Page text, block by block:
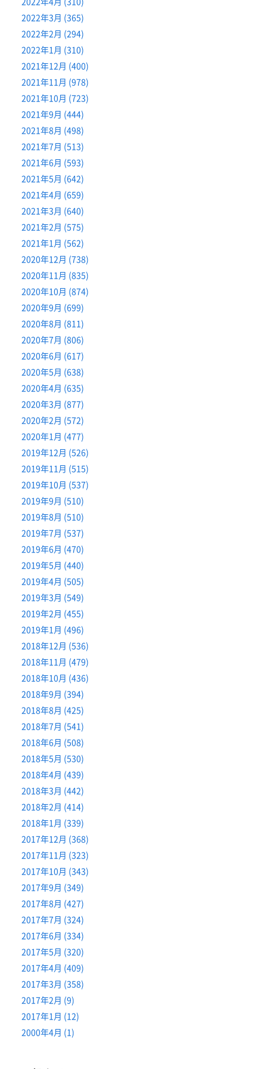
2022年3月 (365)
2022年2月 (294)
2022年1月 (310)
2021年12月 (400)
2021年11月 (978)
2021年10月 (723)
2021年9月 (444)
2021年8月 (498)
2021年7月 (513)
2021年6月 (593)
2021年5月 (642)
2021年4月 (659)
2021年3月 (640)
2021年2月 (575)
2021年1月 (562)
2020年12月 (738)
2020年11月 (835)
2020年10月 (874)
2020年9月 (699)
2020年8月 (811)
2020年7月 (806)
2020年6月 (617)
2020年5月 (638)
2020年4月 (635)
2020年3月 (877)
2020年2月 (572)
2020年1月 (477)
2019年12月 (526)
2019年11月 (515)
2019年10月 (537)
2019年9月 (510)
2019年8月 (510)
2019年7月 (537)
2019年6月 (470)
2019年5月 (440)
2019年4月 (505)
2019年3月 (549)
2019年2月 (455)
2019年1月 (496)
2018年12月 (536)
2018年11月 (479)
2018年10月 (436)
2018年9月 (394)
2018年8月 (425)
2018年7月 (541)
2018年6月 (508)
2018年5月 (530)
2018年4月 (439)
2018年3月 (442)
2018年2月 (414)
2018年1月 (339)
2017年12月 (368)
2017年11月 (323)
2017年10月 (343)
2017年9月 (349)
2017年8月 (427)
2017年7月 (324)
2017年6月 (334)
2017年5月 (320)
2017年4月 (409)
2017年3月 (358)
2017年2月 (9)
2017年1月 (12)
2000年4月 (1)